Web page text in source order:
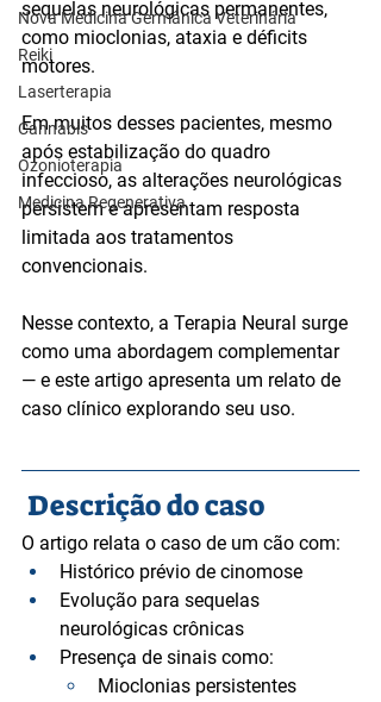
Nova Medicina Germânica Veterinária
Reiki
Laserterapia
Cannabis
Ozonioterapia
Medicina Regenerativa
sequelas neurológicas permanentes,
como mioclonias, ataxia e déficits
motores.
Em muitos desses pacientes, mesmo
após estabilização do quadro
infeccioso, as alterações neurológicas
persistem e apresentam resposta
limitada aos tratamentos
convencionais.
Nesse contexto, a Terapia Neural surge
como uma abordagem complementar
— e este artigo apresenta um relato de
caso clínico explorando seu uso.
Descrição do caso
O artigo relata o caso de um cão com:
Histórico prévio de cinomose
Evolução para sequelas
neurológicas crônicas
Presença de sinais como:
Mioclonias persistentes